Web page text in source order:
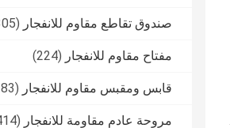
صندوق تقاطع مقاوم للانفجار (305)
مفتاح مقاوم للانفجار (224)
قابس ومقبس مقاوم للانفجار (283)
مروحة عادم مقاومة للانفجار (414)